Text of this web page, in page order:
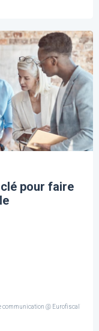
pour faire
communication @ Eurofiscalis